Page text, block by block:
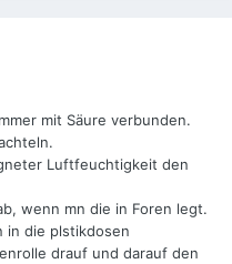
mit Säure verbunden.
Luftfeuchtigkeit den
wenn mn die in Foren legt.
in die plstikdosen
drauf und darauf den